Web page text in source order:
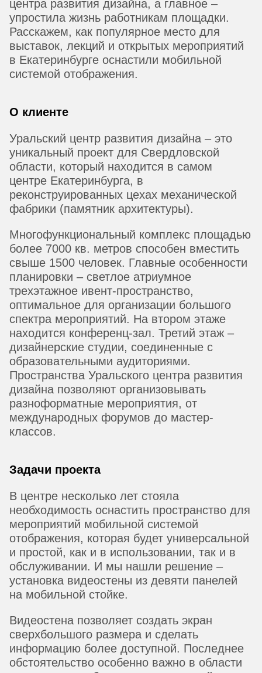
центра развития дизайна, а главное –
упростила жизнь работникам площадки.
Расскажем, как популярное место для
выставок, лекций и открытых мероприятий
в Екатеринбурге оснастили мобильной
системой отображения.
О клиенте
Уральский центр развития дизайна – это
уникальный проект для Свердловской
области, который находится в самом
центре Екатеринбурга, в
реконструированных цехах механической
фабрики (памятник архитектуры).
Многофункциональный комплекс площадью
более 7000 кв. метров способен вместить
свыше 1500 человек. Главные особенности
планировки – светлое атриумное
трехэтажное ивент-пространство,
оптимальное для организации большого
спектра мероприятий. На втором этаже
находится конференц-зал. Третий этаж –
дизайнерские студии, соединенные с
образовательными аудиториями.
Пространства Уральского центра развития
дизайна позволяют организовывать
разноформатные мероприятия, от
международных форумов до мастер-
классов.
Задачи проекта
В центре несколько лет стояла
необходимость оснастить пространство для
мероприятий мобильной системой
отображения, которая будет универсальной
и простой, как и в использовании, так и в
обслуживании. И мы нашли решение –
установка видеостены из девяти панелей
на мобильной стойке.
Видеостена позволяет создать экран
сверхбольшого размера и сделать
информацию более доступной. Последнее
обстоятельство особенно важно в области